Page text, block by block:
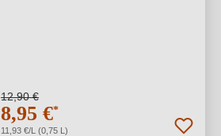
12,90 €
8,95 €*
11,93 €/L (0,75 L)